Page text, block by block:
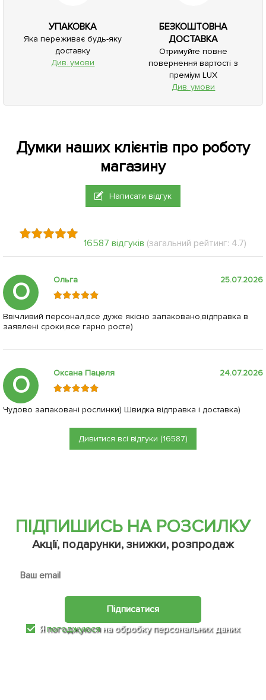
УПАКОВКА
Яка переживає будь-яку
доставку
Див. умови
БЕЗКОШТОВНА
ДОСТАВКА
Отримуйте повне
повернення вартості з
преміум LUX
Див. умови
Думки наших клієнтів про роботу
магазину
Написати відгук
16587 відгуків (загальний рейтинг: 4.7)
О Ольга 25.07.2026
Ввічливий персонал,все дуже якісно запаковано,відправка в
заявлені сроки,все гарно росте)
О Оксана Пацеля 24.07.2026
Чудово запаковані рослинки) Швидка відправка і доставка)
Дивитися всі відгуки (16587)
ПІДПИШИСЬ НА РОЗСИЛКУ
Акції, подарунки, знижки, розпродаж
Підписатися
Япогоджуюся на обробку персональних даних